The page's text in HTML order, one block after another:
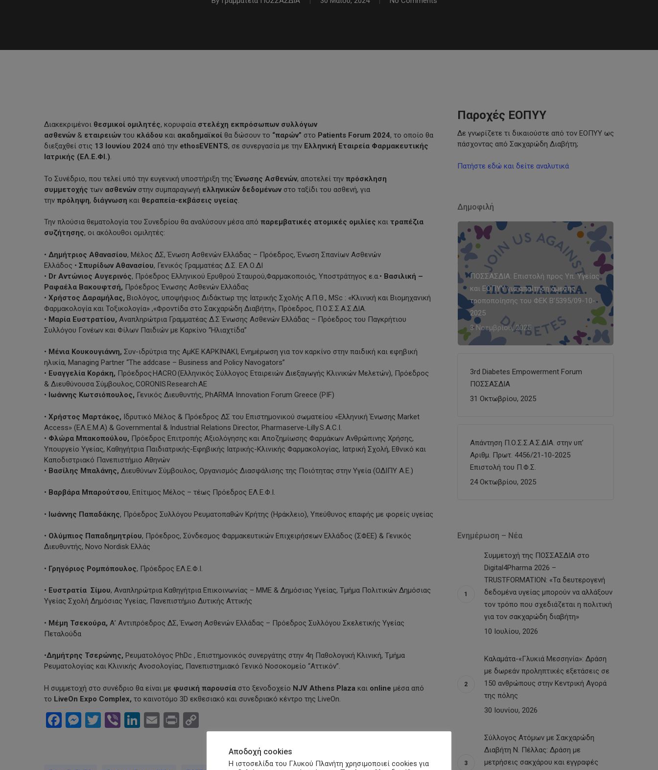
Διακεκριμένοι θεσμικοί ομιλητές, κορυφαία στελέχη εκπρόσωπων συλλόγων
ασθενών & εταιρειών του κλάδου και ακαδημαϊκοί θα δώσουν το “παρών” στο Patients Forum 2024, το οποίο θα
διεξαχθεί στις 13 Ιουνίου 2024 από την ethosEVENTS, σε συνεργασία με την Ελληνική Εταιρεία Φαρμακευτικής
Ιατρικής (ΕΛ.Ε.ΦΙ.).
Το Συνέδριο, που τελεί υπό την ευγενική υποστήριξη τηςΈνωσης Ασθενών, αποτελεί την πρόσκληση
συμμετοχής των ασθενών στην συμπαραγωγή ελληνικών δεδομένων στο ταξίδι του ασθενή, για
την πρόληψη, διάγνωση και θεραπεία-εκβάσεις υγείας
Την πλούσια θεματολογία του Συνεδρίου θα αναλύσουν μέσα από παρεμβατικές ατομικές ομιλίες και τραπέζια
συζήτησης, οι ακόλουθοι ομιλητές:
• Δημήτριος Αθανασίου, Μέλος ΔΣ, Ένωση Ασθενών Ελλάδας – Πρόεδρος, Ένωση Σπανίων Ασθενών
Ελλάδος • Σπυρίδων Αθανασίου, Γενικός Γραμματέας Δ.Σ. ΕΛ.Ο.ΔΙ
• Dr Αντώνιος Αυγερινός, Πρόεδρος Ελληνικού Ερυθρού Σταυρού,Φαρμακοποιός, Υποστράτηγος ε.α.• Βασιλική –
Ραφαέλα Βακουφτσή, Πρόεδρος Ένωσης Ασθενών Ελλάδας
• Χρήστος Δαραμήλας, Βιολόγος, υποψήφιος Διδάκτωρ της Ιατρικής Σχολής Α.Π.Θ., MSc : «Κλινική και Βιομηχανική
Φαρμακολογία και Τοξικολογία» ,«Φροντίδα στο Σακχαρώδη Διαβήτη», Πρόεδρος, Π.Ο.Σ.Σ.Α.Σ.ΔΙΑ.
• Μαρία Ευστρατίου, Αναπληρώτρια Γραμματέας Δ.Σ Ένωσης Ασθενών Ελλάδας – Πρόεδρος του Παγκρήτιου
Συλλόγου Γονέων και Φίλων Παιδιών με Καρκίνο “Ηλιαχτίδα”
• Μένια Κουκουγιάννη, Συν-ιδρύτρια της ΑμΚΕ ΚΑΡΚΙΝΑΚΙ, Ενημέρωση για τον καρκίνο στην παιδική και εφηβική
ηλικία, Managing Partner “The addcase – Business and Policy Navogators”
• Ευαγγελία Κοράκη, Πρόεδρος HACRO (Ελληνικός Σύλλογος Εταιρειών Διεξαγωγής Κλινικών Μελετών), Πρόεδρος
& Διευθύνουσα Σύμβουλος, CORONIS Research ΑΕ
• Ιωάννης Κωτσιόπουλος, Γενικός Διευθυντής, PhARMA Innovation Forum Greece (PIF)
• Χρήστος Μαρτάκος, Ιδρυτικό Μέλος & Πρόεδρος ΔΣ του Επιστημονικού σωματείου «Ελληνική Ένωσης Market
Access» (ΕΛ.Ε.Μ.Α) & Governmental & Industrial Relations Director, Pharmaserve-Lilly S.A.C.I.
• Φλώρα Μπακοπούλου, Πρόεδρος Επιτροπής Αξιολόγησης και Αποζημίωσης Φαρμάκων Ανθρώπινης Χρήσης,
Υπουργείο Υγείας, Καθηγήτρια Παιδιατρικής-Εφηβικής Ιατρικής-Κλινικής Φαρμακολογίας, Ιατρική Σχολή, Εθνικό και
Καποδιστριακό Πανεπιστήμιο Αθηνών
• Βασίλης Μπαλάνης, Διευθύνων Σύμβουλος, Οργανισμός Διασφάλισης της Ποιότητας στην Υγεία (ΟΔΙΠΥ Α.Ε.)
• Βαρβάρα Μπαρούτσου, Επίτιμος Μέλος – τέως Πρόεδρος ΕΛ.Ε.Φ.Ι.
• Ιωάννης Παπαδάκης, Πρόεδρος Συλλόγου Ρευματοπαθών Κρήτης (Ηράκλειο), Υπεύθυνος επαφής με φορείς υγείας
• Ολύμπιος Παπαδημητρίου, Πρόεδρος, Σύνδεσμος Φαρμακευτικών Επιχειρήσεων Ελλάδος (ΣΦΕΕ) & Γενικός
Διευθυντής, Novo Nordisk Ελλάς
• Γρηγόριος Ρομπόπουλος, Πρόεδρος ΕΛ.Ε.Φ.Ι.
• Eυστρατία Σίμου, Αναπληρώτρια Καθηγήτρια Επικοινωνίας – ΜΜΕ & Δημόσιας Υγείας, Τμήμα Πολιτικών Δημόσιας
Υγείας Σχολή Δημόσιας Υγείας, Πανεπιστήμιο Δυτικής Αττικής
• Μέμη Τσεκούρα, Α’ Αντιπρόεδρος ΔΣ, Ένωση Ασθενών Ελλάδας – Πρόεδρος Συλλόγου Σκελετικής Υγείας
Πεταλούδα
•Δημήτρης Τσερώνης, Ρευματολόγος PhDc , Επιστημονικός συνεργάτης στην 4η Παθολογική Κλινική, Τμήμα
Ρευματολογίας και Κλινικής Ανοσολογίας, Πανεπιστημιακό Γενικό Νοσοκομείο “Αττικόν”.
Η συμμετοχή στo συνέδριο θα είναι με φυσική παρουσία στο ξενοδοχείο NJV Athens Plaza και online μέσα από
το LiveOn Expo Complex, το καινοτόμο 3D εκθεσιακό και συνεδριακό κέντρο της LiveOn.
Facebook
Messenger
Twitter
ViberLinkedIn
Email
Print
Link
Παροχές ΕΟΠΥΥ
Δε γνωρίζετε τι δικαιούστε από τον ΕΟΠΥΥ ως
πάσχοντας από Σακχαρώδη Διαβήτη;
Πατήστε εδώ και δείτε αναλυτικά
Δημοφιλή
ΠΟΣΣΑΣΔΙΑ: Επιστολή προς Υπ. Υγείας
και ΕΟΠΥΥ για απαίτηση άμεσης
τροποποίησης του ΦΕΚ Β’5395/09-10-
2025
3 Νοεμβρίου, 2025
3rd Diabetes Empowerment Forum
ΠΟΣΣΑΣΔΙΑ
31 Οκτωβρίου, 2025
Απάντηση Π.Ο.Σ.Σ.Α.Σ.ΔΙΑ. στην υπ’
Αριθμ. Πρωτ. 4456/21-10-2025
Επιστολή του Π.Φ.Σ.
24 Οκτωβρίου, 2025
Ενημέρωση – Νέα
Συμμετοχή της ΠΟΣΣΑΣΔΙΑ στο
Digital4Pharma 2026 –
TRUSTFORMATION: «Τα δευτερογενή
δεδομένα υγείας μπορούν να αλλάξουν
τον τρόπο που σχεδιάζεται η πολιτική
για τον σακχαρώδη διαβήτη»
10 Ιουλίου, 2026
Καλαμάτα-«Γλυκιά Μεσσηνία»: Δράση
με δωρεάν προληπτικές εξετάσεις σε
150 ανθρώπους στην Κεντρική Αγορά
της πόλης
30 Ιουνίου, 2026
Σύλλογος Ατόμων με Σακχαρώδη
Διαβήτη Ν. Πέλλας: Δράση με
μετρήσεις σακχάρου και εγγραφές
Αποδοχή cookies
Η ιστοσελίδα του Γλυκού Πλανήτη χρησιμοποιεί cookies για